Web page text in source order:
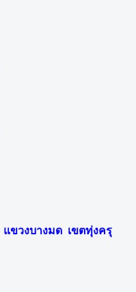
แขวงบางมด เขตทุ่งครุ